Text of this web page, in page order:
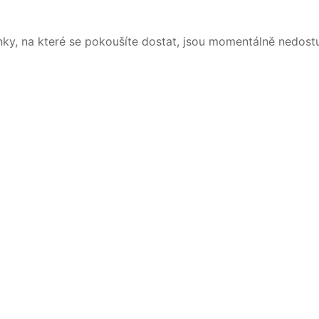
na které se pokoušíte dostat, jsou momentálně